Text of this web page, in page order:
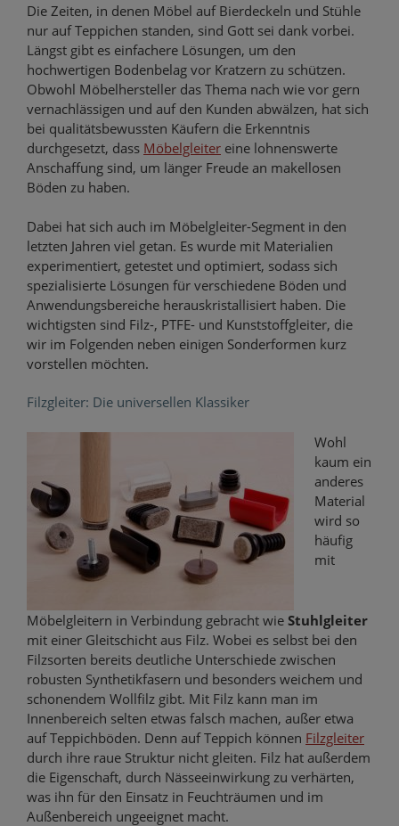
Die Zeiten, in denen Möbel auf Bierdeckeln und Stühle
nur auf Teppichen standen, sind Gott sei dank vorbei.
Längst gibt es einfachere Lösungen, um den
hochwertigen Bodenbelag vor Kratzern zu schützen.
Obwohl Möbelhersteller das Thema nach wie vor gern
vernachlässigen und auf den Kunden abwälzen, hat sich
bei qualitätsbewussten Käufern die Erkenntnis
durchgesetzt, dass Möbelgleiter eine lohnenswerte
Anschaffung sind, um länger Freude an makellosen
Böden zu haben.
Dabei hat sich auch im Möbelgleiter-Segment in den
letzten Jahren viel getan. Es wurde mit Materialien
experimentiert, getestet und optimiert, sodass sich
spezialisierte Lösungen für verschiedene Böden und
Anwendungsbereiche herauskristallisiert haben. Die
wichtigsten sind Filz-, PTFE- und Kunststoffgleiter, die
wir im Folgenden neben einigen Sonderformen kurz
vorstellen möchten.
Filzgleiter: Die universellen Klassiker
Wohl
kaum ein
anderes
Material
wird so
häufig
mit
Möbelgleitern in Verbindung gebracht wie Stuhlgleiter
mit einer Gleitschicht aus Filz. Wobei es selbst bei den
Filzsorten bereits deutliche Unterschiede zwischen
robusten Synthetikfasern und besonders weichem und
schonendem Wollfilz gibt. Mit Filz kann man im
Innenbereich selten etwas falsch machen, außer etwa
auf Teppichböden. Denn auf Teppich können Filzgleiter
durch ihre raue Struktur nicht gleiten. Filz hat außerdem
die Eigenschaft, durch Nässeeinwirkung zu verhärten,
was ihn für den Einsatz in Feuchträumen und im
Außenbereich ungeeignet macht.